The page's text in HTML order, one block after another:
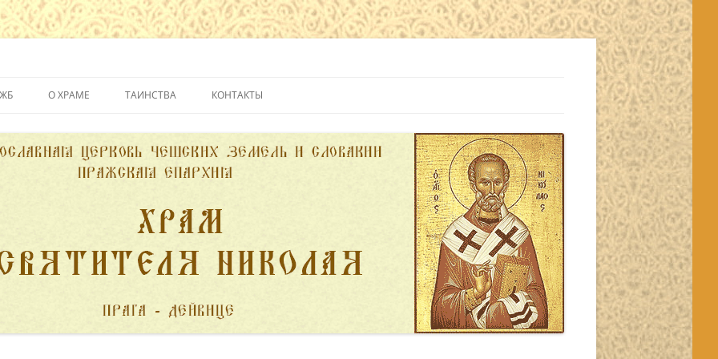
О ХРАМЕ
ДУХОВЕНСТВО
ТАИНСТВА
ВЕНЧАНИЕ
КОНТАКТЫ